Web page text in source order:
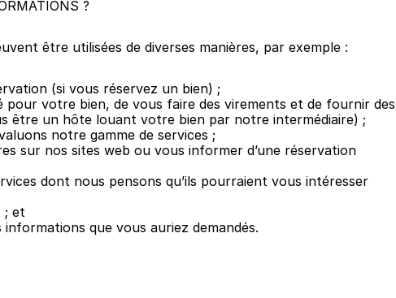
?
être utilisées de diverses manières, par exemple :
(si vous réservez un bien) ;
votre bien, de vous faire des virements et de fournir des
être un hôte louant votre bien par notre intermédiaire) ;
notre gamme de services ;
sur nos sites web ou vous informer d’une réservation
dont nous pensons qu’ils pourraient vous intéresser
; et
que vous auriez demandés.